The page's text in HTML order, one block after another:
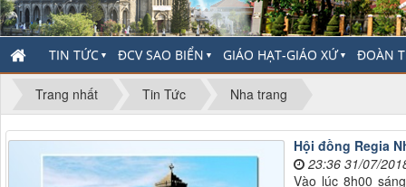
TIN TỨC ▼ ĐCV SAO BIỂN ▼ GIÁO HẠT-GIÁO XỨ▼ ĐOÀN
Trang nhất Tin Tức Nha trang
Hội đồng Regia
23:36 31/07/
Vào lúc 8h00